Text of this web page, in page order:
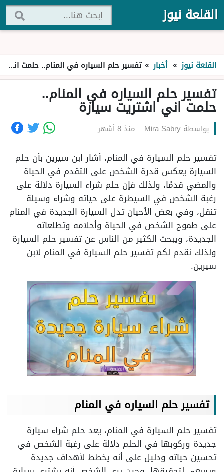
القلعة نيوز
القلعة نيوز » أخبار » تفسير حلم السياره في المنام.. حلمت اني اشتريت سيارة
تفسير حلم السياره في المنام..
حلمت اني اشتريت سيارة
بواسطة Mira Sabry
– منذ 8 أشهر
تفسير حلم السيارة في المنام، أشار ابن سيرين بأن حلم
السيارة يعكس قدرة الشخص على التقدم في الحياة
والمضي قدمًا، ولذلك فإن حلم شراء السيارة دلالة على
رغبة الشخص في السيطرة على حياته وشراء وسيلة
تنقل، وفي بعض الأحيان تدل السيارة الجديدة في المنام
على طموح الشخص في الحياة وأحلامه وتطلعاته
الجديدة، ويبحث الكثير من الناس عن تفسير حلم السيارة
ولذلك نقدم لكم تفسير حلم السيارة في المنام لابن
سيرين.
تفسير حلم السياره في المنام
تفسير حلم السيارة في المنام، يعد حلم شراء سيارة
جديدة وركوبها في الحلم دلالة على رغبة الشخص في
تحسين حياته ودليل على أنه يخطط لأهداف جديدة